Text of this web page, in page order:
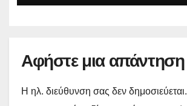
Αφήστε μια απάντηση
Η ηλ. διεύθυνση σας δεν δημοσιεύεται.